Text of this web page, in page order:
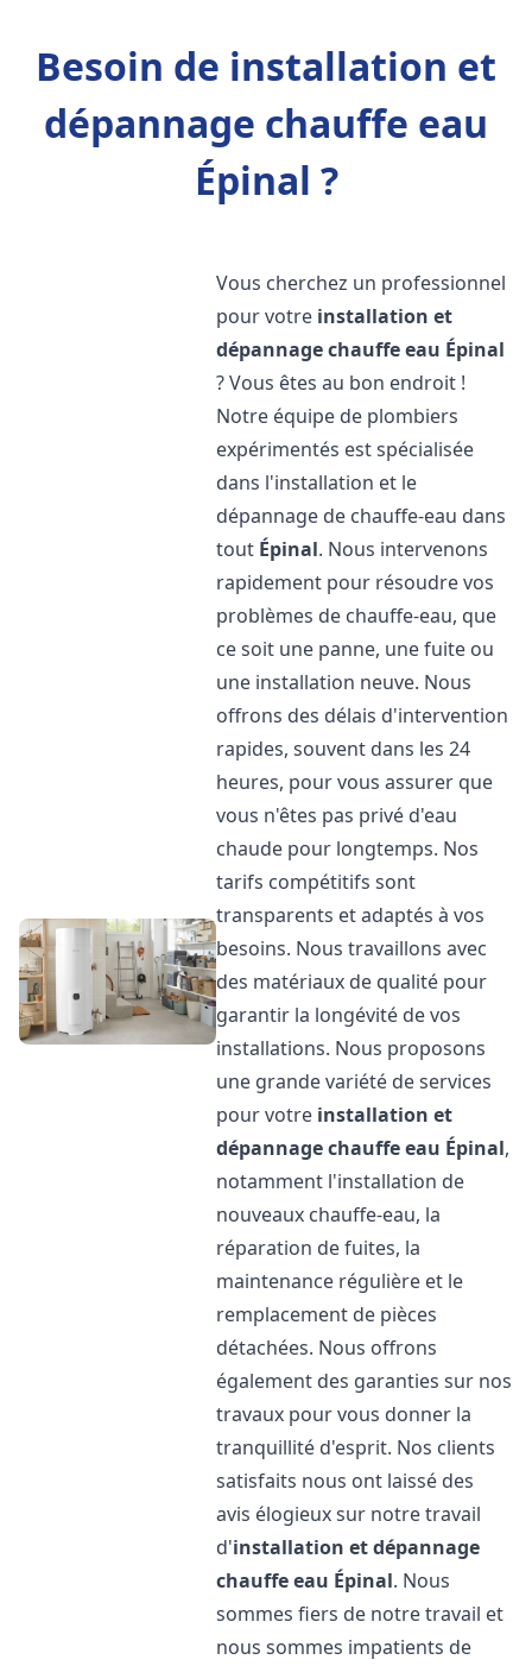
Besoin de installation et
dépannage chauffe eau
Épinal ?
Vous cherchez un professionnel
pour votre installation et
dépannage chauffe eau Épinal
? Vous êtes au bon endroit !
Notre équipe de plombiers
expérimentés est spécialisée
dans l'installation et le
dépannage de chauffe-eau dans
tout Épinal. Nous intervenons
rapidement pour résoudre vos
problèmes de chauffe-eau, que
ce soit une panne, une fuite ou
une installation neuve. Nous
offrons des délais d'intervention
rapides, souvent dans les 24
heures, pour vous assurer que
vous n'êtes pas privé d'eau
chaude pour longtemps. Nos
tarifs compétitifs sont
transparents et adaptés à vos
besoins. Nous travaillons avec
des matériaux de qualité pour
garantir la longévité de vos
installations. Nous proposons
une grande variété de services
pour votre installation et
dépannage chauffe eau Épinal,
notamment l'installation de
nouveaux chauffe-eau, la
réparation de fuites, la
maintenance régulière et le
remplacement de pièces
détachées. Nous offrons
également des garanties sur nos
travaux pour vous donner la
tranquillité d'esprit. Nos clients
satisfaits nous ont laissé des
avis élogieux sur notre travail
d'installation et dépannage
chauffe eau Épinal. Nous
sommes fiers de notre travail et
nous sommes impatients de